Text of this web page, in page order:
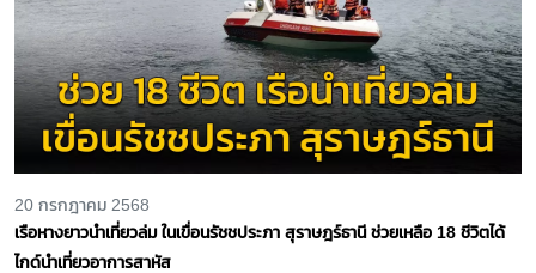
20 กรกฎาคม 2568
เรือหางยาวนำเที่ยวล่ม ในเขื่อนรัชชประภา สุราษฎร์ธานี ช่วยเหลือ 18 ชีวิตได้
ไกด์นำเที่ยวอาการสาหัส